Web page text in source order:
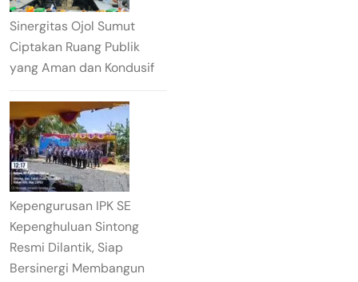
Sinergitas Ojol Sumut
Ciptakan Ruang Publik
yang Aman dan Kondusif
Kepengurusan IPK SE
Kepenghuluan Sintong
Resmi Dilantik, Siap
Bersinergi Membangun